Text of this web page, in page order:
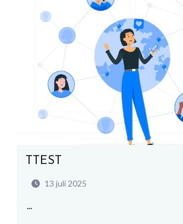
TTEST
13 juli 2025
...